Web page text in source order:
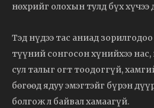
нөхрийг олохын тулд бүх хүчээ
Тэд нүдээ тас аниад
түүний сонгосон хүнийхээ нас,
сул талыг огт тоодоггүй,
бөгөөд ядуу эмэгтэйг бүрэн
болгож л байвал хамаагүй.